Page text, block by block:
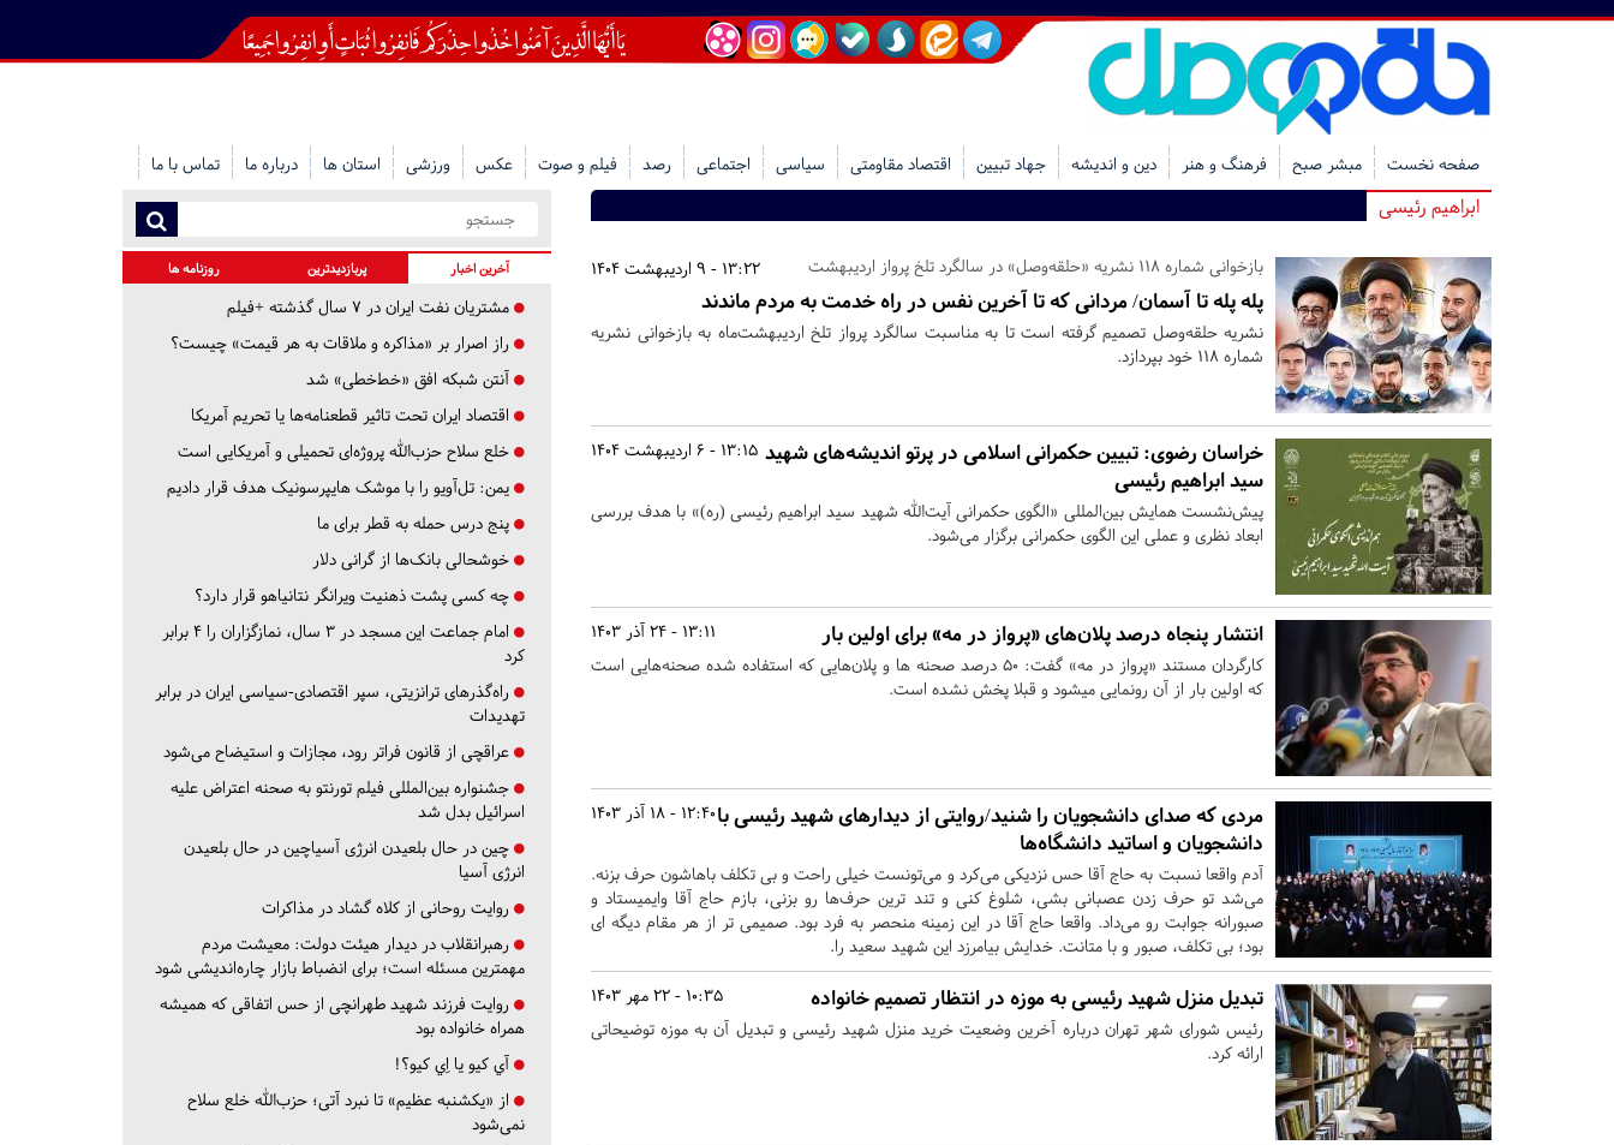
صفحه نخست مبشر صبح فرهنگ و هنر دین و اندیشه جهاد تبیین اقتصاد مقاومتی سیاسی اجتماعی رصد فیلم و صوت عکس ورزشی استان ها درباره ما تماس با ما
ابراهیم رئیسی
13:22 - 9 اردیبهشت 1404 بازخوانی شماره 118 نشریه «حلقه‌وصل» در سالگرد تلخ پرواز اردیبهشت
پله پله تا آسمان/ مردانی که تا آخرین نفس در راه خدمت به مردم ماندند
نشریه حلقه‌وصل تصمیم گرفته‌ است تا به مناسبت سالگرد پرواز تلخ اردیبهشت‌ماه به‌ بازخوانی نشریه
شماره 118 خود بپردازد.
13:15 - 6 اردیبهشت 1404 خراسان رضوی: تبیین حکمرانی اسلامی در پرتو اندیشه‌های شهید
سید ابراهیم رئیسی
پیش‌نشست همایش بین‌المللی «الگوی حکمرانی آیت‌الله شهید سید ابراهیم رئیسی (ره)» با هدف بررسی
ابعاد نظری و عملی این الگوی حکمرانی برگزار می‌شود.
13:11 - 24 آذر 1403 انتشار پنجاه درصد پلان‌های «پرواز در مه» برای اولین بار
کارگردان مستند «پرواز در مه» گفت: ۵۰ درصد صحنه ها و پلان‌هایی که استفاده شده صحنه‌هایی است
که اولین بار از آن رونمایی میشود و قبلا پخش نشده است.
12:40 - 18 آذر 1403مردی که صدای دانشجویان را شنید/روایتی از دیدارهای شهید رئیسی با
دانشجویان و اساتید دانشگاه‌ها
آدم واقعا نسبت به حاج آقا حس نزدیکی می‌کرد و می‌تونست خیلی راحت و بی تکلف باهاشون حرف بزنه.
می‌شد تو حرف زدن عصبانی بشی، شلوغ کنی و تند ترین حرف‌ها رو بزنی، بازم حاج آقا وایمیستاد و
صبورانه جوابت رو می‌داد. واقعا حاج آقا در این زمینه منحصر به فرد بود. صمیمی تر از هر مقام دیگه ای
بود؛ بی تکلف، صبور و با متانت. خدایش بیامرزد این شهید سعید را.
10:35 - 22 مهر 1403 تبدیل منزل شهید رئیسی به موزه در انتظار تصمیم خانواده
رئیس شورای شهر تهران درباره آخرین وضعیت خرید منزل شهید رئیسی و تبدیل آن به موزه توضیحاتی
ارائه کرد.
آخرین اخبار پربازدیدترین روزنامه ها
مشتریان نفت ایران در ۷ سال گذشته +فیلم
راز اصرار بر «مذاکره و ملاقات به هر قیمت» چیست؟
آنتن شبکه افق «خط‌خطی» شد
اقتصاد ایران تحت تاثیر قطعنامه‌ها یا تحریم‌ آمریکا
خلع سلاح حزب‌الله پروژه‌ای تحمیلی و آمریکایی است
یمن: تل‌آویو را با موشک هایپرسونیک هدف قرار دادیم
پنج درس‌ حمله به قطر برای ما
خوشحالی بانک‌ها از گرانی دلار
چه کسی پشت ذهنیت ویرانگر نتانیاهو قرار دارد؟
امام جماعت این مسجد در ۳ سال، نمازگزاران را ۴ برابر
کرد
راه‌گذرهای ترانزیتی، سپر اقتصادی-سیاسی ایران در برابر
تهدیدات
عراقچی از قانون فراتر رود، مجازات و استیضاح می‌شود
جشنواره بین‌المللی فیلم تورنتو به صحنه اعتراض علیه
اسرائیل بدل شد
چین در حال بلعیدن انرژی آسیاچین در حال بلعیدن
انرژی آسیا
روایت روحانی از کلاه گشاد در مذاکرات
رهبرانقلاب در دیدار هیئت دولت: معیشت مردم
مهمترین مسئله است؛ برای انضباط بازار چاره‌اندیشی شود
روایت فرزند شهید طهرانچی از حس اتفاقی که همیشه
همراه خانواده بود
آي كيو يا اِي كيو؟!
از «یکشنبه عظیم» تا نبرد آتی؛ حزب‌الله خلع سلاح
نمی‌شود